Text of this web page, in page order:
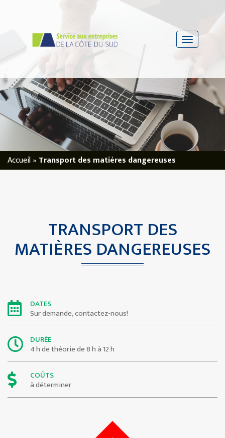
Accueil» Transport des matières dangereuses
TRANSPORT DES
MATIÈRES DANGEREUSES
DATES
Sur demande, contactez-nous!
DURÉE
4 h de théorie de 8 h à 12 h
COÛTS
à déterminer